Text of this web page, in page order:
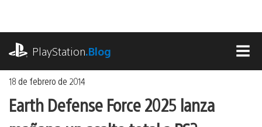
contenido
PlayStation.Blog
18 de febrero de 2014
Earth Defense Force 2025 lanza